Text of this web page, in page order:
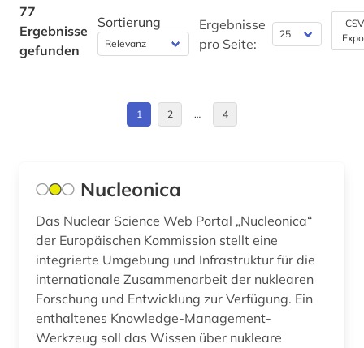
förderungsprogramm (1)
gedenkstätte (1)
grenzflächen (1)
handel (1)
hannover (1)
77
Ergebnisse
gefunden
Sortierung
Ergebnisse
pro Seite:
1 2 … 4
Nucleonica
Das Nuclear Science Web Portal „Nucleonica“
der Europäischen Kommission stellt eine
integrierte Umgebung und Infrastruktur für die
internationale Zusammenarbeit der nuklearen
Forschung und Entwicklung zur Verfügung. Ein
enthaltenes Knowledge-Management-
Werkzeug soll das Wissen über nukleare